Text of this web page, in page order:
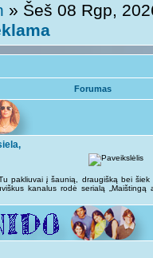
» Šeš 08 Rgp,
Forumas
pakliuvai į šaunią, draugišką bei
kanalus rodė serialą „Maištingą